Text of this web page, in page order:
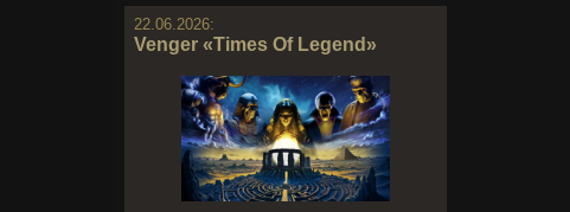
22.06.2026:
Venger «Times Of Legend»